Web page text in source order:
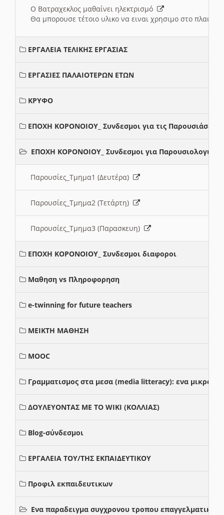
Ο Βατραχεκλος μαθαίνει ηλεκτρισμό
Θα μπορουσε τέτοιο υλικο να ειναι χρησιμο στο
ΕΡΓΑΛΕΙΑ ΤΕΛΙΚΗΣ ΕΡΓΑΣΙΑΣ
ΕΡΓΑΣΙΕΣ ΠΑΛΑΙΟΤΕΡΩΝ ΕΤΩΝ
ΚΡΥΦΟ
ΕΠΟΧΗ ΚΟΡΟΝΟΙΟΥ_ Συνδεσμοι για τις Παρουσιάσεις
ΕΠΟΧΗ ΚΟΡΟΝΟΙΟΥ_ Συνδεσμοι για Παρουσιολογια
Παρουσίες_Τμημα1 (Δευτέρα)
Παρουσίες_Τμημα2 (Τετάρτη)
Παρουσίες_Τμημα3 (Παρασκευη)
ΕΠΟΧΗ ΚΟΡΟΝΟΙΟΥ_ Συνδεσμοι διαφοροι
Μαθηση vs Πληροφορηση
e-twinning for future teachers
ΜΕΙΚΤΗ ΜΑΘΗΣΗ
MOOC
Γραμματισμος στα μεσα (media litteracy): ενα μικρο
ΔΟΥΛΕΥΟΝΤΑΣ ΜΕ ΤΟ WIKI (ΚΟΛΛΙΑΣ)
Blog-σύνδεσμοι
ΕΡΓΑΛΕΙΑ ΤΟΥ/ΤΗΣ ΕΚΠΑΙΔΕΥΤΙΚΟΥ
Προφιλ εκπαιδευτικων
Ενα παραδειγμα συγχρονου τροπου